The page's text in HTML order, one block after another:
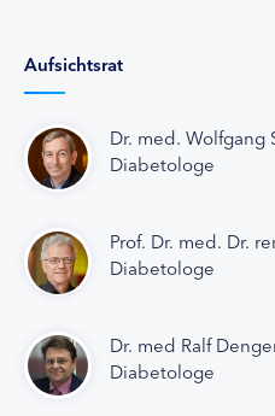
Aufsichtsrat
Dr. med. Wolfgang
Diabetologe
Prof. Dr. med. Dr.
Diabetologe
Dr. med Ralf
Diabetologe